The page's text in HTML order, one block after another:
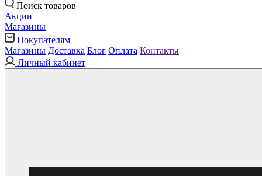
Поиск товаров
Акции
Магазины
Покупателям
Магазины Доставка Блог Оплата Контакты
Личный кабинет